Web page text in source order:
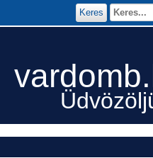
Keres